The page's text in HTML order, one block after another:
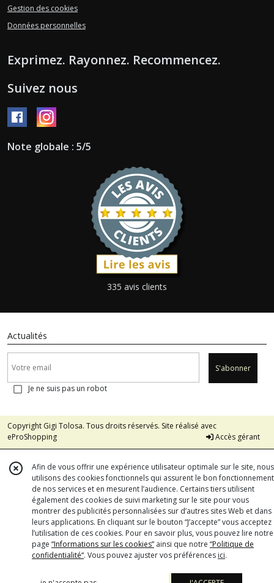
Gestion des cookies
Données personnelles
Exprimez. Rayonnez. Recommencez.
Suivez nous
Note globale : 5/5
335 avis clients
Actualités
S'abonner
Je ne suis pas un robot
Copyright Gigi Tolosa. Tous droits réservés. Site réalisé avec
eProShopping
Accès gérant
Afin de vous offrir une expérience utilisateur optimale sur le site, nous
utilisons des cookies fonctionnels qui assurent le bon fonctionnement
de nos services et en mesurent l’audience. Certains tiers utilisent
également des cookies de suivi marketing sur le site pour vous
montrer des publicités personnalisées sur d’autres sites Web et dans
leurs applications. En cliquant sur le bouton “J’accepte” vous acceptez
l’utilisation de ces cookies. Pour en savoir plus, vous pouvez lire notre
page “Informations sur les cookies” ainsi que notre “Politique de
confidentialité“. Vous pouvez ajuster vos préférences ici.